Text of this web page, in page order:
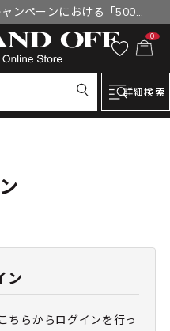
ンペーンにおける「500円
れと補填について
0
詳細検索
ン
ちらからログインを行っ